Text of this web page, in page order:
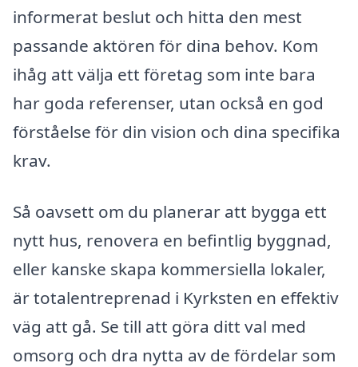
informerat beslut och hitta den mest
passande aktören för dina behov. Kom
ihåg att välja ett företag som inte bara
har goda referenser, utan också en god
förståelse för din vision och dina specifika
krav.
Så oavsett om du planerar att bygga ett
nytt hus, renovera en befintlig byggnad,
eller kanske skapa kommersiella lokaler,
är totalentreprenad i Kyrksten en effektiv
väg att gå. Se till att göra ditt val med
omsorg och dra nytta av de fördelar som